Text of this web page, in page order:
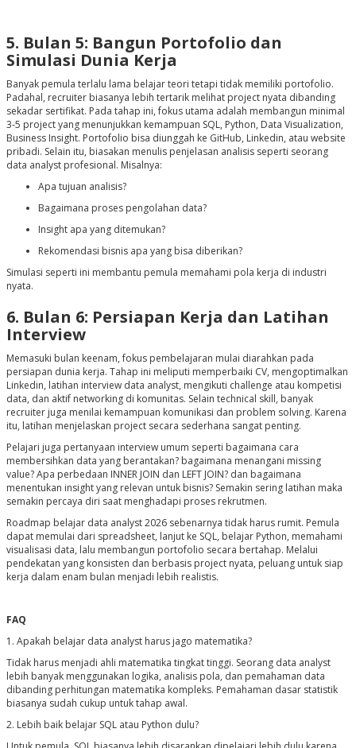
5. Bulan 5: Bangun Portofolio dan
Simulasi Dunia Kerja
Banyak pemula terlalu lama belajar teori tetapi tidak memiliki portofolio.
Padahal, recruiter biasanya lebih tertarik melihat project nyata dibanding
sekadar sertifikat. Pada tahap ini, fokus utama adalah membangun minimal
3-5 project yang menunjukkan kemampuan SQL, Python, Data Visualization,
Business Insight. Portofolio bisa diunggah ke GitHub, Linkedin, atau website
pribadi. Selain itu, biasakan menulis penjelasan analisis seperti seorang
data analyst profesional. Misalnya:
Apa tujuan analisis?
Bagaimana proses pengolahan data?
Insight apa yang ditemukan?
Rekomendasi bisnis apa yang bisa diberikan?
Simulasi seperti ini membantu pemula memahami pola kerja di industri
nyata.
6. Bulan 6: Persiapan Kerja dan Latihan
Interview
Memasuki bulan keenam, fokus pembelajaran mulai diarahkan pada
persiapan dunia kerja. Tahap ini meliputi memperbaiki CV, mengoptimalkan
Linkedin, latihan interview data analyst, mengikuti challenge atau kompetisi
data, dan aktif networking di komunitas. Selain technical skill, banyak
recruiter juga menilai kemampuan komunikasi dan problem solving. Karena
itu, latihan menjelaskan project secara sederhana sangat penting.
Pelajari juga pertanyaan interview umum seperti bagaimana cara
membersihkan data yang berantakan? bagaimana menangani missing
value? Apa perbedaan INNER JOIN dan LEFT JOIN? dan bagaimana
menentukan insight yang relevan untuk bisnis? Semakin sering latihan maka
semakin percaya diri saat menghadapi proses rekrutmen.
Roadmap belajar data analyst 2026 sebenarnya tidak harus rumit. Pemula
dapat memulai dari spreadsheet, lanjut ke SQL, belajar Python, memahami
visualisasi data, lalu membangun portofolio secara bertahap. Melalui
pendekatan yang konsisten dan berbasis project nyata, peluang untuk siap
kerja dalam enam bulan menjadi lebih realistis.
FAQ
1. Apakah belajar data analyst harus jago matematika?
Tidak harus menjadi ahli matematika tingkat tinggi. Seorang data analyst
lebih banyak menggunakan logika, analisis pola, dan pemahaman data
dibanding perhitungan matematika kompleks. Pemahaman dasar statistik
biasanya sudah cukup untuk tahap awal.
2. Lebih baik belajar SQL atau Python dulu?